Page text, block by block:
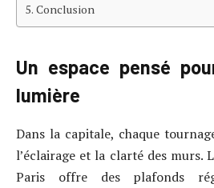
Conclusion
Un espace pensé
lumière
Dans la capitale, chaque
l’éclairage et la clarté des murs.
Paris offre des plafonds